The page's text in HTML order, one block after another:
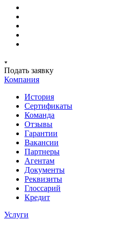
Подать заявку
Компания
История
Сертификаты
Команда
Отзывы
Гарантии
Вакансии
Партнеры
Агентам
Документы
Реквизиты
Глоссарий
Кредит
Услуги